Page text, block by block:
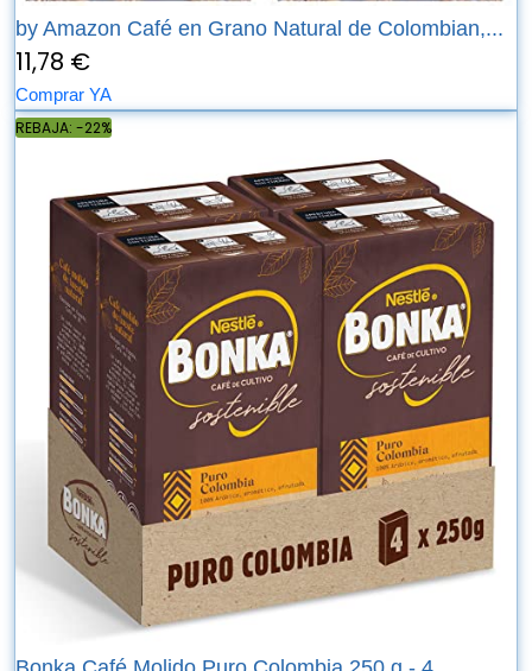
by Amazon Café en Grano Natural de Colombian,...
11,78 €
Comprar YA
REBAJA: -22%